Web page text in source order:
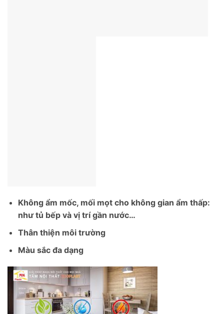
Không ẩm mốc, mối mọt cho không gian ẩm thấp:
như tủ bếp và vị trí gần nước…
Thân thiện môi trường
Màu sắc đa dạng